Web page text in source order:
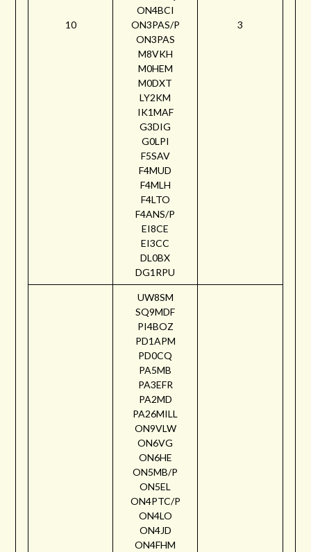
10
ON4BCI
ON3PAS/P
ON3PAS
M8VKH
M0HEM
M0DXT
LY2KM
IK1MAF
G3DIG
G0LPI
F5SAV
F4MUD
F4MLH
F4LTO
F4ANS/P
EI8CE
EI3CC
DL0BX
DG1RPU
3
UW8SM
SQ9MDF
PI4BOZ
PD1APM
PD0CQ
PA5MB
PA3EFR
PA2MD
PA26MILL
ON9VLW
ON6VG
ON6HE
ON5MB/P
ON5EL
ON4PTC/P
ON4LO
ON4JD
ON4FHM